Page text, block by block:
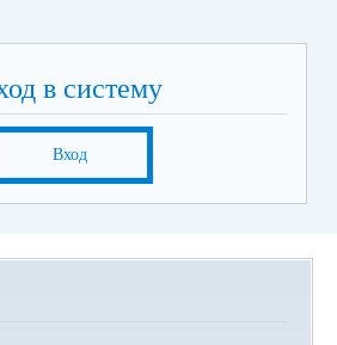
в систему
Вход